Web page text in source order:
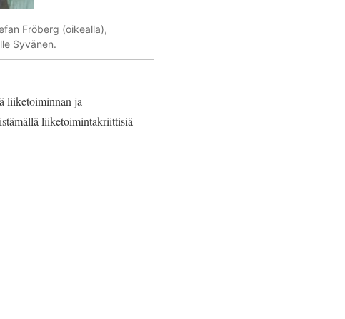
Fröberg (oikealla),
Syvänen.
liiketoiminnan ja
liiketoimintakriittisiä